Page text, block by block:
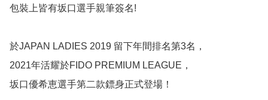
包裝上皆有坂口選手親筆簽名!
於JAPAN LADIES 2019 留下年間排名第3名，
2021年活耀於FIDO PREMIUM LEAGUE，
坂口優希恵選手第二款鏢身正式登場！